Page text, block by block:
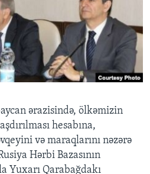
ərazisində, ölkəmizin
hesabına,
və maraqlarını nəzərə
Hərbi Bazasının
Yuxarı Qarabağdakı